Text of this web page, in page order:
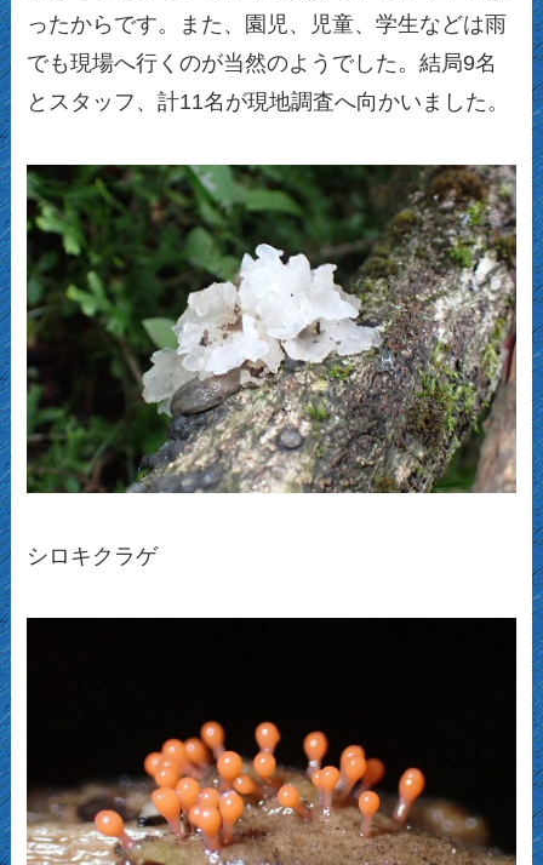
ったからです。また、園児、児童、学生などは雨
でも現場へ行くのが当然のようでした。結局9名
とスタッフ、計11名が現地調査へ向かいました。
シロキクラゲ